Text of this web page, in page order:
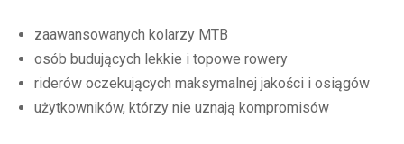
zaawansowanych kolarzy MTB
osób budujących lekkie i topowe rowery
riderów oczekujących maksymalnej jakości i osiągów
użytkowników, którzy nie uznają kompromisów